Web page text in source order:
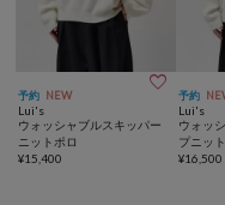
予約 NEW 
Lui's
ウォッシャブルスキッパー
ニットポロ
¥15,400
予約
Lui's
ウォッ
プニット
¥16,500